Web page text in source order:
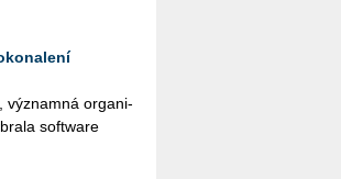
vý­znam­ná or­ga­ni­
soft­ware